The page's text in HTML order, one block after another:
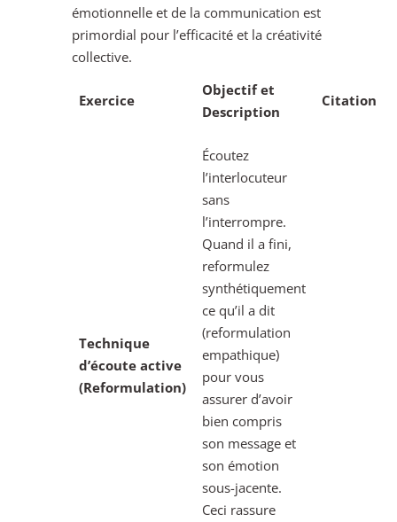
émotionnelle et de la communication est
primordial pour l’efficacité et la créativité
collective.
Exercice
Objectif et
Description
Citation
Technique
d’écoute active
(Reformulation)
Écoutez
l’interlocuteur
sans
l’interrompre.
Quand il a fini,
reformulez
synthétiquement
ce qu’il a dit
(reformulation
empathique)
pour vous
assurer d’avoir
bien compris
son message et
son émotion
sous-jacente.
Ceci rassure